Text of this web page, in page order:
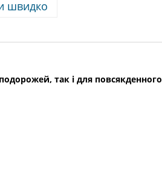
швидко
так і для повсякденного